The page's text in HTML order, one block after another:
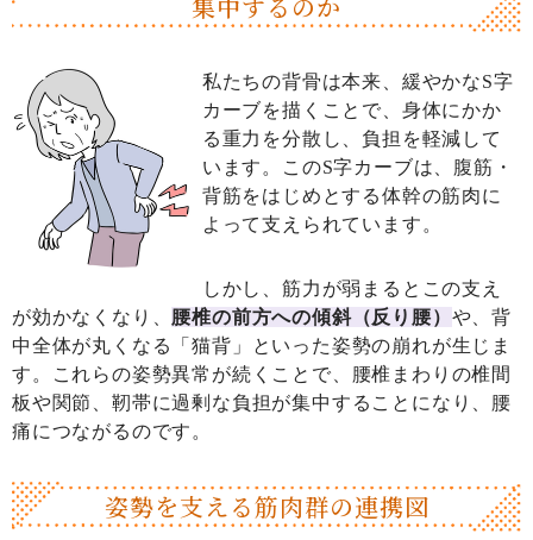
集中するのか
私たちの背骨は本来、緩やかなS字
カーブを描くことで、身体にかか
る重力を分散し、負担を軽減して
います。このS字カーブは、腹筋・
背筋をはじめとする体幹の筋肉に
よって支えられています。
しかし、筋力が弱まるとこの支え
が効かなくなり、 腰椎の前方への傾斜（反り腰） や、背
中全体が丸くなる「猫背」といった姿勢の崩れが生じま
す。これらの姿勢異常が続くことで、腰椎まわりの椎間
板や関節、靭帯に過剰な負担が集中することになり、腰
痛につながるのです。
姿勢を支える筋肉群の連携図